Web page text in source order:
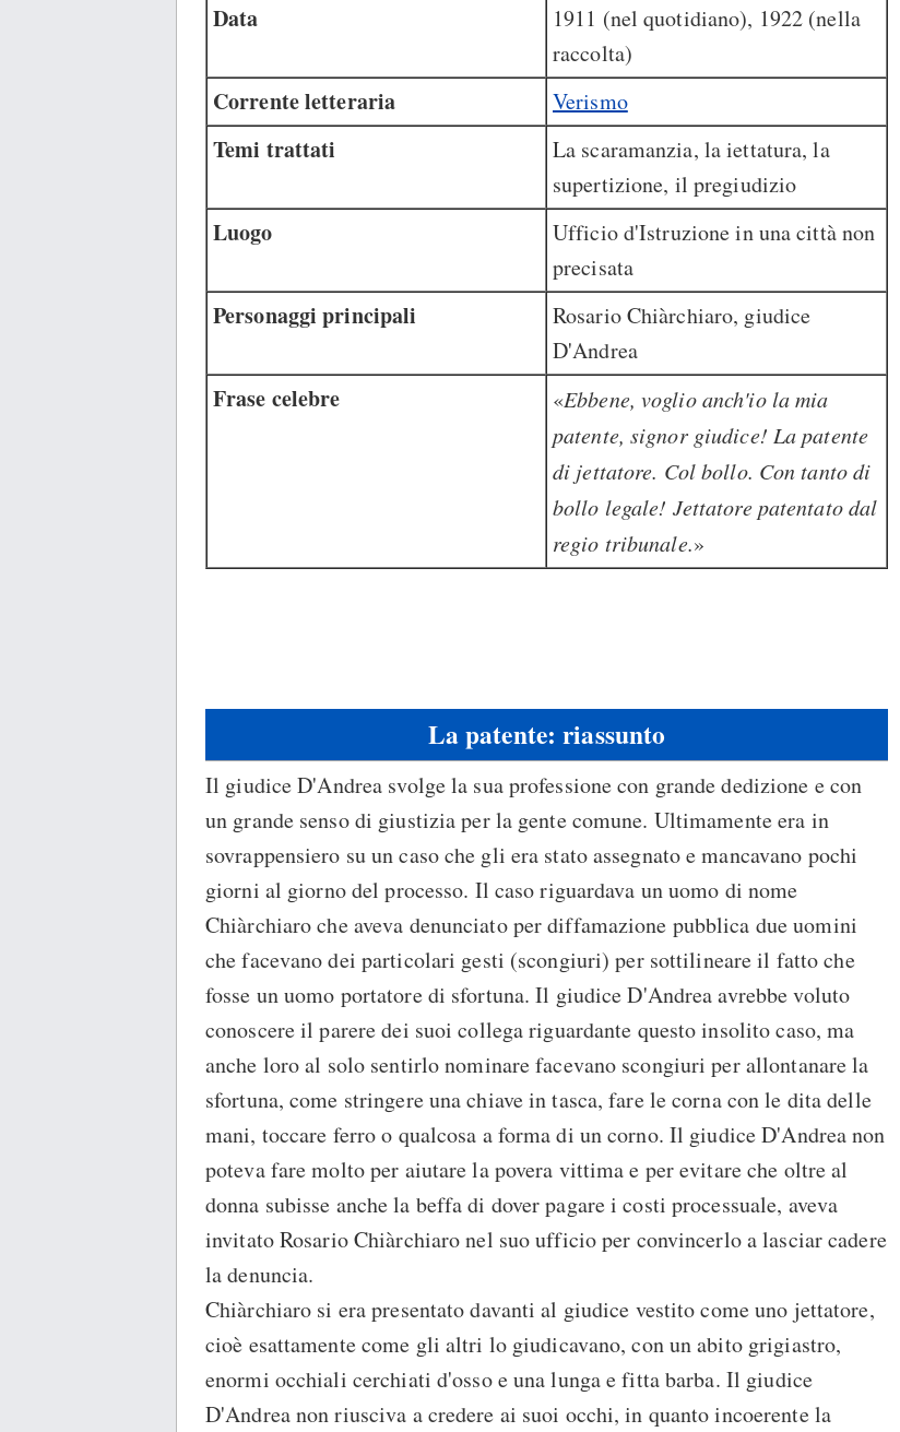
Data
1911 (nel quotidiano), 1922 (nella
raccolta)
Corrente letteraria Verismo
Temi trattati
La scaramanzia, la iettatura, la
supertizione, il pregiudizio
Luogo
Ufficio d'Istruzione in una città non
precisata
Personaggi principali
Rosario Chiàrchiaro, giudice
D'Andrea
Frase celebre «Ebbene, voglio anch'io la mia
patente, signor giudice! La patente
di jettatore. Col bollo. Con tanto di
bollo legale! Jettatore patentato dal
regio tribunale.»
La patente: riassunto
Il giudice D'Andrea svolge la sua professione con grande dedizione e con
un grande senso di giustizia per la gente comune. Ultimamente era in
sovrappensiero su un caso che gli era stato assegnato e mancavano pochi
giorni al giorno del processo. Il caso riguardava un uomo di nome
Chiàrchiaro che aveva denunciato per diffamazione pubblica due uomini
che facevano dei particolari gesti (scongiuri) per sottilineare il fatto che
fosse un uomo portatore di sfortuna. Il giudice D'Andrea avrebbe voluto
conoscere il parere dei suoi collega riguardante questo insolito caso, ma
anche loro al solo sentirlo nominare facevano scongiuri per allontanare la
sfortuna, come stringere una chiave in tasca, fare le corna con le dita delle
mani, toccare ferro o qualcosa a forma di un corno. Il giudice D'Andrea non
poteva fare molto per aiutare la povera vittima e per evitare che oltre al
donna subisse anche la beffa di dover pagare i costi processuale, aveva
invitato Rosario Chiàrchiaro nel suo ufficio per convincerlo a lasciar cadere
la denuncia.
Chiàrchiaro si era presentato davanti al giudice vestito come uno jettatore,
cioè esattamente come gli altri lo giudicavano, con un abito grigiastro,
enormi occhiali cerchiati d'osso e una lunga e fitta barba. Il giudice
D'Andrea non riusciva a credere ai suoi occhi, in quanto incoerente la